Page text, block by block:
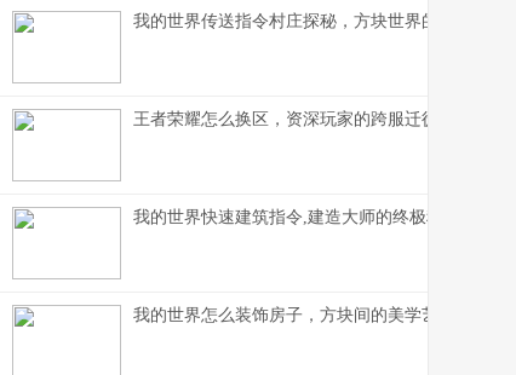
我的世界传送指令村庄探秘，方块世界的瞬间移
王者荣耀怎么换区，资深玩家的跨服迁徙指南，副
我的世界快速建筑指令,建造大师的终极秘诀,副标
我的世界怎么装饰房子，方块间的美学艺术